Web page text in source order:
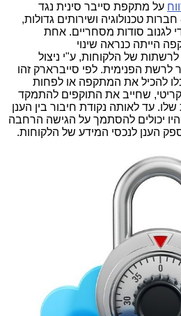
על מתקפת סייבר סינית נגד
ועל 8 חברות טכנולוגיה ושירותים גדולות,
לגנוב סודות מסחריים. אחת
הייתה כנראה שינוי
לרשתות של הלקוחות, ע"י ניצול
לרשת הפנימית. לפי סייברארק זהו
להכיל את המתקפה או לפחות
שחייב את התוקפים להתמקד
עד לאותה נקודת חיבור בין הענן
יכולים להסתמך על הגישה הרחבה
הענן לנכסי המידע של הלקוחות.